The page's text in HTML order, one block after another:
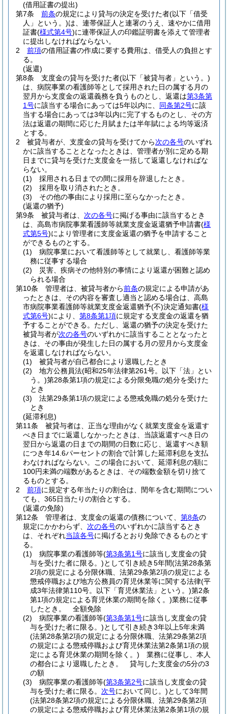
(借用証書の提出)
第7条
前条の規定により貸与の決定を受けた者(以下「借受
人」という。)は、連帯保証人と連署のうえ、速やかに借用
証書(様式第4号)に連帯保証人の印鑑証明書を添えて管理者
に提出しなければならない。
2
前項の借用証書の作成に要する費用は、借受人の負担とす
る。
(返還)
第8条
支度金の貸与を受けた者(以下「被貸与者」という。)
は、病院事業の看護師等として採用された日の属する月の
翌月から支度金の返還義務を負うものとし、返還は第3条第
1号に該当する場合にあっては5年以内に、 同条第2号に該
当する場合にあっては3年以内に完了するものとし、その方
法は返還の期間に応じた月賦または半年賦による均等返済
とする。
2
被貸与者が、支度金の貸与を受けてから次の各号のいずれ
かに該当することとなったときは、管理者が別に定める期
日までに貸与を受けた支度金を一括して返還しなければな
らない。
(1)
採用される日までの間に採用を辞退したとき。
(2)
採用を取り消されたとき。
(3)
その他の事由により採用に至らなかったとき。
(返還の猶予)
第9条
被貸与者は、 次の各号に掲げる事由に該当するとき
は、高島市病院事業看護師等就業支度金返還猶予申請書(様
式第5号)により管理者に支度金返還の猶予を申請すること
ができるものとする。
(1)
病院事業において看護師等として就業し、看護師等業
務に従事する場合
(2)
災害、疾病その他特別の事情により返還が困難と認め
られる場合
第10条
管理者は、被貸与者から前条の規定による申請があ
ったときは、その内容を審査し適当と認める場合は、高島
市病院事業看護師等就業支度金返還猶予(不)決定通知書(様
式第6号)により、 第8条第1項に規定する支度金の返還を猶
予することができる。 ただし、返還の猶予の決定を受けた
被貸与者が次の各号のいずれかに該当することとなったと
きは、その事由が発生した日の属する月の翌月から支度金
を返還しなければならない。
(1)
被貸与者が自己都合により退職したとき
(2)
地方公務員法(昭和25年法律第261号。以下「法」とい
う。)第28条第1項の規定による分限免職の処分を受けた
とき
(3)
法第29条第1項の規定による懲戒免職の処分を受けた
とき
(延滞利息)
第11条
被貸与者は、正当な理由がなく就業支度金を返還す
べき日までに返還しなかったときは、当該返還すべき日の
翌日から返還の日までの期間の日数に応じ、返還すべき額
につき年14.6パーセントの割合で計算した延滞利息を支払
わなければならない。
この場合において、延滞利息の額に
100円未満の端数があるときは、その端数金額を切り捨て
るものとする。
2
前項に規定する年当たりの割合は、閏年を含む期間につい
ても、365日当たりの割合とする。
(返還の免除)
第12条
管理者は、支度金の返還の債務について、 第8条の
規定にかかわらず、 次の各号のいずれかに該当するとき
は、それぞれ当該各号に掲げるとおり免除できるものとす
る。
(1)
病院事業の看護師等(第3条第1号に該当し支度金の貸
与を受けた者に限る。)として引き続き5年間(法第28条第
2項の規定による分限休職、法第29条第2項の規定による
懲戒停職および地方公務員の育児休業等に関する法律(平
成3年法律第110号。以下「育児休業法」という。)第2条
第1項の規定による育児休業の期間を除く。)業務に従事
したとき。
全額免除
(2)
病院事業の看護師等(第3条第1号に該当し支度金の貸
与を受けた者に限る。)として引き続き3年以上5年未満
(法第28条第2項の規定による分限休職、法第29条第2項
の規定による懲戒停職および育児休業法第2条第1項の規
定による育児休業の期間を除く。) 業務に従事し、本人
の都合により退職したとき。
貸与した支度金の5分の3
の額
(3)
病院事業の看護師等(第3条第2号に該当し支度金の貸
与を受けた者に限る。 次号において同じ。)として3年間
(法第28条第2項の規定による分限休職、法第29条第2項
の規定による懲戒停職および育児休業法第2条第1項の規